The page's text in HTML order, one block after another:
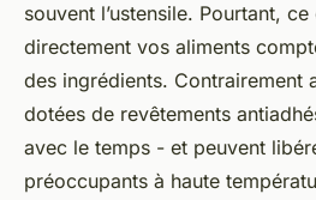
souvent l’ustensile. Pourtant,
directement vos aliments
des ingrédients. Contrairement
dotées de revêtements
avec le temps - et peuvent
préoccupants à haute